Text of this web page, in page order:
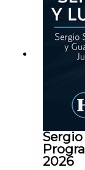
2026